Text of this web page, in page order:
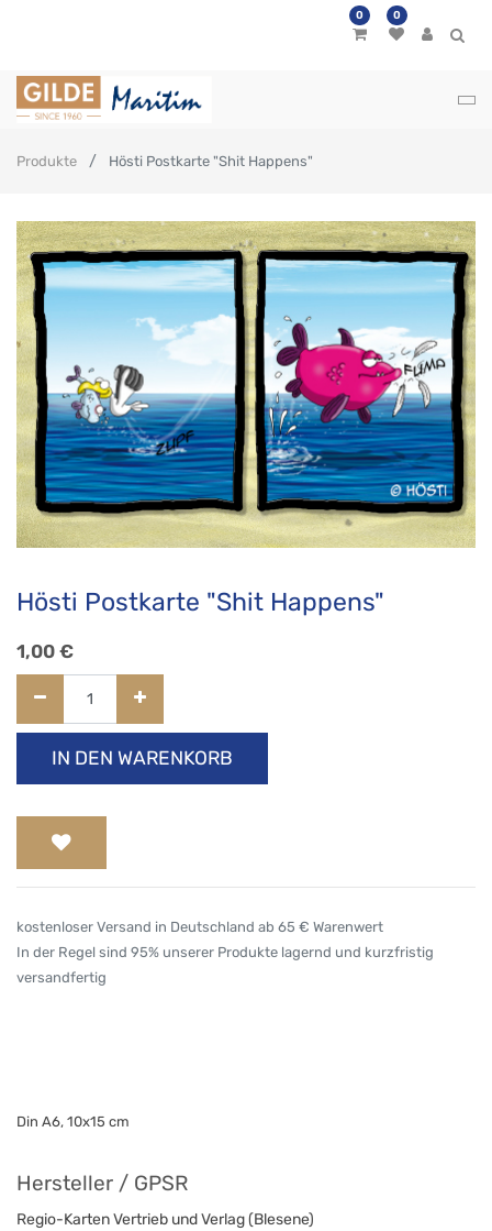
0 0
Produkte Hösti Postkarte "Shit Happens"
Hösti Postkarte "Shit Happens"
1,00 €
IN DEN WARENKORB
kostenloser Versand in Deutschland ab 65 € Warenwert
In der Regel sind 95% unserer Produkte lagernd und kurzfristig
versandfertig
Din A6, 10x15 cm
Hersteller / GPSR
Regio-Karten Vertrieb und Verlag (Blesene)